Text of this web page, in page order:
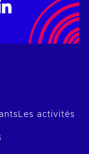
Les activités